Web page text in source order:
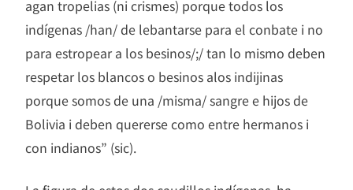
agan tropelias (ni crismes) porque todos los
indígenas /han/ de lebantarse para el conbate i no
para estropear a los besinos/;/ tan lo mismo deben
respetar los blancos o besinos alos indijinas
porque somos de una /misma/ sangre e hijos de
Bolivia i deben quererse como entre hermanos i
con indianos” (sic).